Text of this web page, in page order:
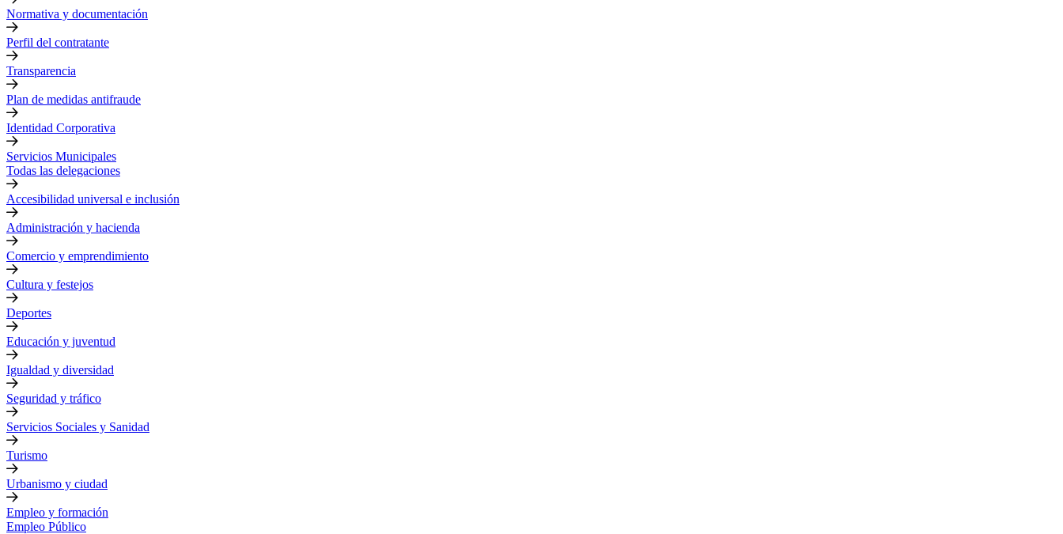
Normativa y documentación
Perfil del contratante
Transparencia
Plan de medidas antifraude
Identidad Corporativa
Servicios Municipales
Todas las delegaciones
Accesibilidad universal e inclusión
Administración y hacienda
Comercio y emprendimiento
Cultura y festejos
Deportes
Educación y juventud
Igualdad y diversidad
Seguridad y tráfico
Servicios Sociales y Sanidad
Turismo
Urbanismo y ciudad
Empleo y formación
Empleo Público